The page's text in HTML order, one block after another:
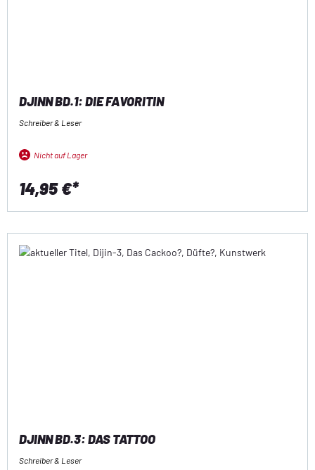
DJINN BD.1: DIE FAVORITIN
Schreiber & Leser
Nicht auf Lager
14,95 €*
DJINN BD.3: DAS TATTOO
Schreiber & Leser